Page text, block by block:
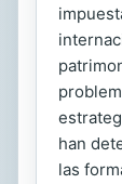
han
las